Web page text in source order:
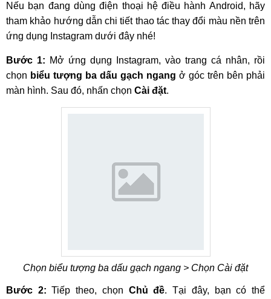
Nếu bạn đang dùng điện thoại hệ điều hành Android, hãy
tham khảo hướng dẫn chi tiết thao tác thay đổi màu nền trên
ứng dụng Instagram dưới đây nhé!
Bước 1: Mở ứng dụng Instagram, vào trang cá nhân, rồi
chọn biểu tượng ba dấu gạch ngang ở góc trên bên phải
màn hình. Sau đó, nhấn chọn Cài đặt.
Chọn biểu tượng ba dấu gạch ngang > Chọn Cài đặt
Bước 2: Tiếp theo, chọn Chủ đề. Tại đây, bạn có thể